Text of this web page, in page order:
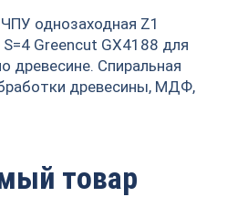
однозаходная Z1
Greencut GX4188 для
древесине. Спиральная
древесины, МДФ,
товар